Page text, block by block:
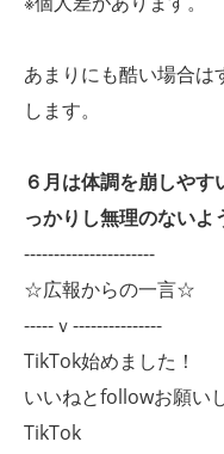
あまりにも酷い場合は
します。
６月は体調を崩しや
っかりし無理のないよ
----------------------
☆広報からの一言☆
-----ｖ---------------
TikTok始めました！
いいねとfollowお願い
TikTok